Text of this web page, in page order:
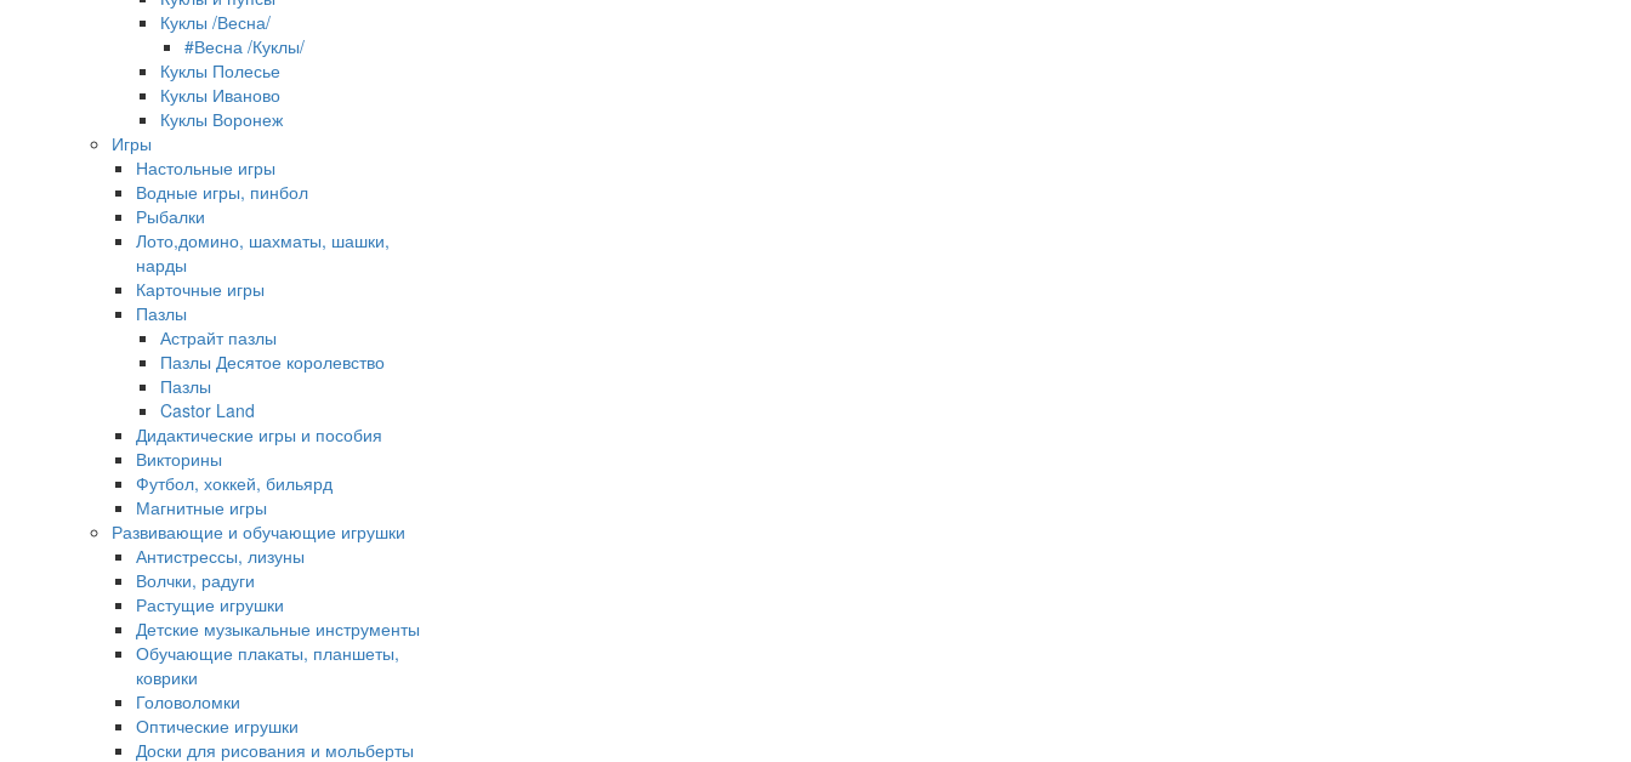
Куклы /Весна/
#Весна /Куклы/
Куклы Полесье
Куклы Иваново
Куклы Воронеж
Игры
Настольные игры
Водные игры, пинбол
Рыбалки
Лото,домино, шахматы, шашки,
нарды
Карточные игры
Пазлы
Астрайт пазлы
Пазлы Десятое королевство
Пазлы
Castor Land
Дидактические игры и пособия
Викторины
Футбол, хоккей, бильярд
Магнитные игры
Развивающие и обучающие игрушки
Антистрессы, лизуны
Волчки, радуги
Растущие игрушки
Детские музыкальные инструменты
Обучающие плакаты, планшеты,
коврики
Головоломки
Оптические игрушки
Доски для рисования и мольберты